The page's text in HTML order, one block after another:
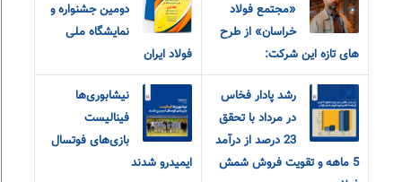
«مجتمع فولاد
خراسان» از طرح
های تازه این شرکت:
دومین جشنواره و
نمایشگاه ملی
فولاد ایران
رشد پادار فخاس
در مرداد با تحقق
23 درصد از درآمد
5 ماهه و تقویت فروش شمش
نیشابوری‌ها
فینالیست
بازی‌های فوتسال
ایمیدرو شدند